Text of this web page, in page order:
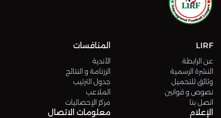
LIRF
عن الرابطة
النشرة الرسمية
وثائق للتحميل
نصوص و قوانين
اتصل بنا
المنافسات
الأندية
الرزنامة و النتائج
جدول الترتيب
الملاعب
مركز الإحصائيات
الإعلام معلومات الاتصال